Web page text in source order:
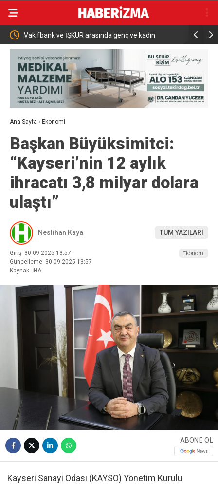
genç ve kadın Bakan Şimşek: “Batman’da muazzam
Ana Sayfa › Ekonomi
Başkan Büyüksimitci:
“Kayseri’nin 12 aylık
ihracatı 3,8 milyar dolara
ulaştı”
Neslihan Kaya TÜM YAZILARI
Giriş: 30-09-2025 13:57
Güncelleme: 30-09-2025 13:57
Kaynak: İHA
Ekonomi
ABONE OL
Kayseri Sanayi Odası (KAYSO) Yönetim Kurulu